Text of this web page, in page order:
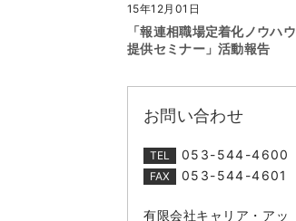
15年12月01日
「報連相職場定着化ノウハウ
提供セミナー」活動報告
お問い合わせ
TEL 053-544-4600
FAX 053-544-4601
有限会社キャリア・アッ